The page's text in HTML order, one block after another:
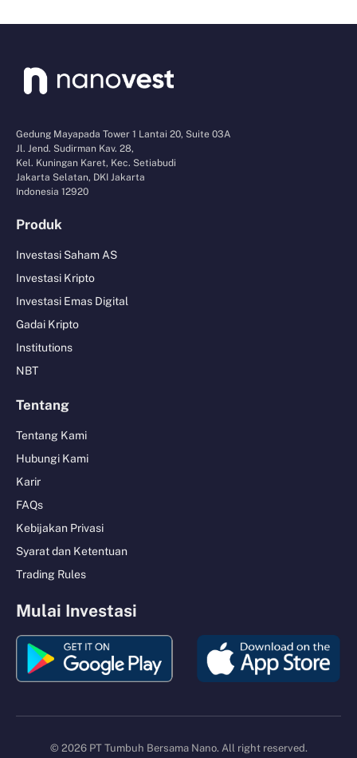
Gedung Mayapada Tower 1 Lantai 20, Suite 03A
Jl. Jend. Sudirman Kav. 28,
Kel. Kuningan Karet, Kec. Setiabudi
Jakarta Selatan, DKI Jakarta
Indonesia 12920
Produk
Investasi Saham AS
Investasi Kripto
Investasi Emas Digital
Gadai Kripto
Institutions
NBT
Tentang
Tentang Kami
Hubungi Kami
Karir
FAQs
Kebijakan Privasi
Syarat dan Ketentuan
Trading Rules
Mulai Investasi
© 2026 PT Tumbuh Bersama Nano. All right reserved.